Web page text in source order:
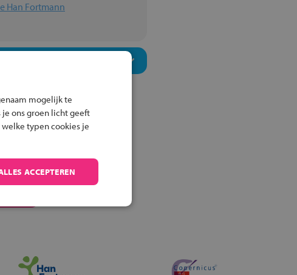
Han Fortmann
mogelijk te
je ons groen licht geeft
typen cookies je
ACCEPTEREN